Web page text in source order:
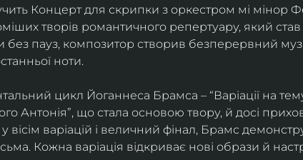
Концерт для скрипки з оркестром мі мінор
творів романтичного репертуару, який
без пауз, композитор створив безперервний
ноти.
цикл Йоганнеса Брамса – “Варіації на
Антонія”, що стала основою твору, й досі
варіацій і величний фінал, Брамс
Кожна варіація відкриває нові образи й